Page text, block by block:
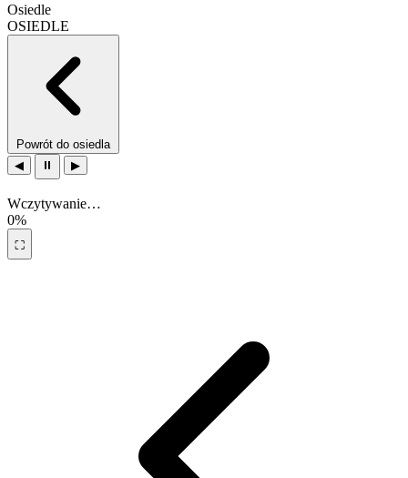
Osiedle
OSIEDLE
Powrót do osiedla
◀
⏸ ▶
Wczytywanie…
0%
⛶